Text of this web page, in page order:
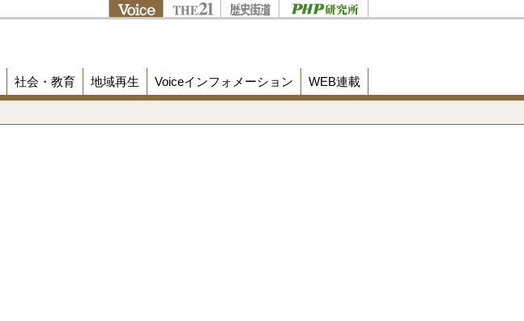
社会・教育 地域再生 Voiceインフォメーション WEB連載